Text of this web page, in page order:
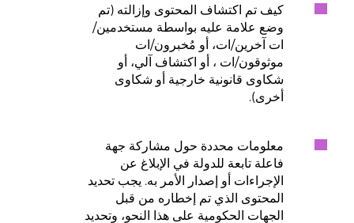
كيف تم اكتشاف المحتوى وإزالته (تم
وضع علامة عليه بواسطة مستخدمين/
ات آخرين/ات، أو مُخبرون/ات
موثوقون/ات ، أو اكتشاف آلي، أو
شكاوى قانونية خارجية أو شكاوى
أخرى).
معلومات محددة حول مشاركة جهة
فاعلة تابعة للدولة في الإبلاغ عن
الإجراءات أو إصدار الأمر به. يجب تحديد
المحتوى الذي تم إخطاره من قبل
الجهات الحكومية على هذا النحو، وتحديد